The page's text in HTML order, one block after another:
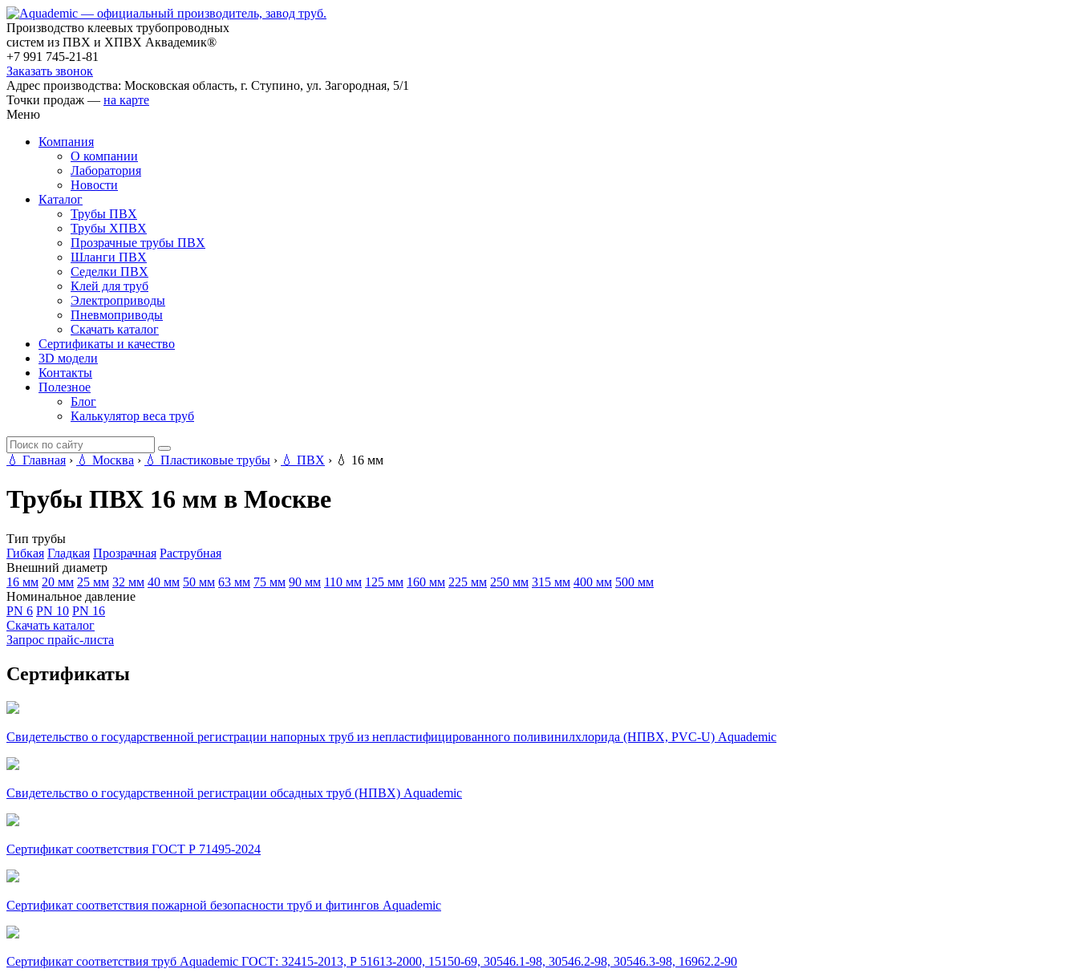
Производство клеевых трубопроводных
систем из ПВХ и ХПВХ Аквадемик®
+7 991 745-21-81
Заказать звонок
Адрес производства: Московская область, г. Ступино, ул. Загородная, 5/1
Точки продаж — на карте
Меню
Компания
О компании
Лаборатория
Новости
Каталог
Трубы ПВХ
Трубы ХПВХ
Прозрачные трубы ПВХ
Шланги ПВХ
Седелки ПВХ
Клей для труб
Электроприводы
Пневмоприводы
Скачать каталог
Сертификаты и качество
3D модели
Контакты
Полезное
Блог
Калькулятор веса труб
💧 Главная › 💧 Москва › 💧 Пластиковые трубы › 💧 ПВХ › 💧 16 мм
Трубы ПВХ 16 мм в Москве
Тип трубы
Гибкая Гладкая Прозрачная Раструбная
Внешний диаметр
16 мм 20 мм 25 мм 32 мм 40 мм 50 мм 63 мм 75 мм 90 мм 110 мм 125 мм 160 мм 225 мм 250 мм 315 мм 400 мм 500 мм
Номинальное давление
PN 6 PN 10 PN 16
Скачать каталог
Запрос прайс-листа
Сертификаты
Свидетельство о государственной регистрации напорных труб из непластифицированного поливинилхлорида (НПВХ, PVC-U) Aquademic
Свидетельство о государственной регистрации обсадных труб (НПВХ) Aquademic
Сертификат соответствия ГОСТ Р 71495-2024
Сертификат соответствия пожарной безопасности труб и фитингов Aquademic
Сертификат соответствия труб Aquademic ГОСТ: 32415-2013, Р 51613-2000, 15150-69, 30546.1-98, 30546.2-98, 30546.3-98, 16962.2-90